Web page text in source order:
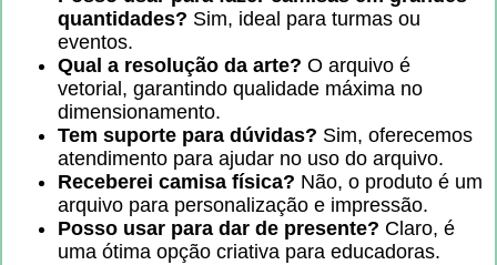
quantidades? Sim, ideal para turmas ou
eventos.
Qual a resolução da arte? O arquivo é
vetorial, garantindo qualidade máxima no
dimensionamento.
Tem suporte para dúvidas? Sim, oferecemos
atendimento para ajudar no uso do arquivo.
Receberei camisa física? Não, o produto é um
arquivo para personalização e impressão.
Posso usar para dar de presente? Claro, é
uma ótima opção criativa para educadoras.